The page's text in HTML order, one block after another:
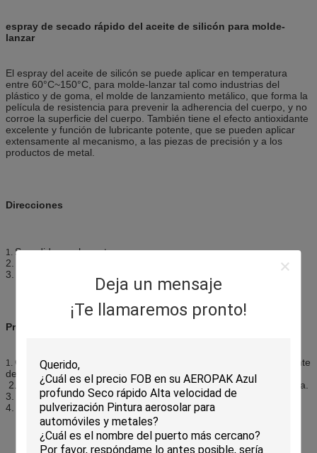
Deja un mensaje
¡Te llamaremos pronto!
espray de secado rápido del aceite de silicón para molde-
lanzar
El espray del aceite de silicón se puede aplicar en temperatura
entre 60°C~150°C, para molde-lanzar tal como industrias del
plástico y de goma, el molde de lanzamiento metálico, que forma la
película de resistencia para prevenir la adherencia del cuerpo, y no
corroe la superficie del cuerpo. También tiene el efecto antioxidante
excelente y función de lubricante potente, que se pueden aplicar
extensamente al mecanismo, a las piezas de precisión y a los
productos de metal.
Direcciones
1. Sacudida mucho antes uso;
2. espray a las piezas necesarias para ser limpiado;
3. limpie las piezas con el paño limpio;
Precauciones
1. Guarde lejos del calor, de la llama, de la chispa y de la otra fuente
de ignición.
2. tienda en un lugar fresco, seco (45C); Evite la luz del sol directa.
3. No coincida, pinchar, o incinere la poder.
4. mantenga fuera del alcance de niños.